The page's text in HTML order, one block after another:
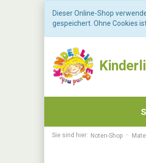
Dieser Online-Shop
gespeichert. Ohne Cookies
Sie sind hier: Noten-Shop